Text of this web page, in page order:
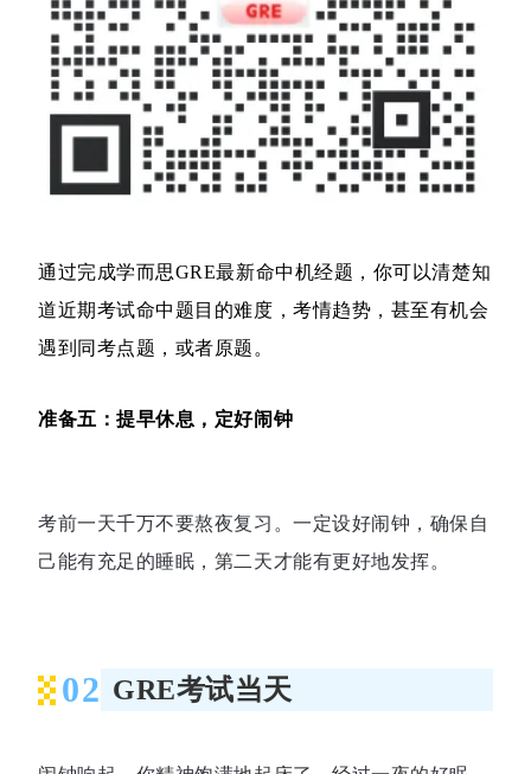
通过完成学而思GRE最新命中机经题，你可以清楚知
道近期考试命中题目的难度，考情趋势，甚至有机会
遇到同考点题，或者原题。
准备五：提早休息，定好闹钟
考前一天千万不要熬夜复习。一定设好闹钟，确保自
己能有充足的睡眠，第二天才能有更好地发挥。
02 GRE考试当天